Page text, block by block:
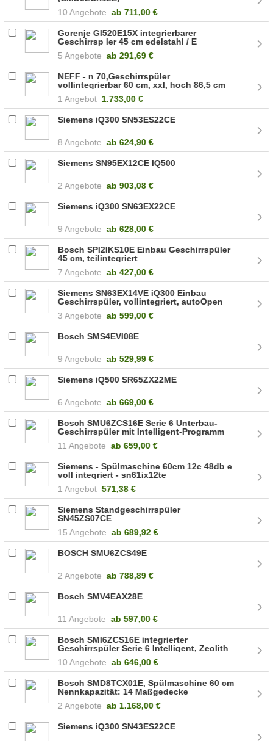
10 Angebote ab 711,00 €
Gorenje GI520E15X integrierbarer
Geschirrsp ler 45 cm edelstahl / E
5 Angebote ab 291,69 €
NEFF - n 70,Geschirrspüler
vollintegrierbar 60 cm, xxl, hoch 86,5 cm
1 Angebot 1.733,00 €
Siemens iQ300 SN53ES22CE
8 Angebote ab 624,90 €
Siemens SN95EX12CE IQ500
2 Angebote ab 903,08 €
Siemens iQ300 SN63EX22CE
9 Angebote ab 628,00 €
Bosch SPI2IKS10E Einbau Geschirrspüler
45 cm, teilintegriert
7 Angebote ab427,00 €
Siemens SN63EX14VE iQ300 Einbau
Geschirrspüler, vollintegriert, autoOpen
3 Angebote ab 599,00 €
Bosch SMS4EVI08E
9 Angebote ab 529,99 €
Siemens iQ500 SR65ZX22ME
6 Angebote ab 669,00 €
Bosch SMU6ZCS16E Serie 6 Unterbau-
Geschirrspüler mit Intelligent-Programm
11 Angebote ab 659,00 €
Siemens - Spülmaschine 60cm 12c 48db e
voll integriert - sn61ix12te
1 Angebot 571,38 €
Siemens Standgeschirrspüler
SN45ZS07CE
15 Angebote ab 689,92 €
BOSCH SMU6ZCS49E
2 Angebote ab 788,89 €
Bosch SMV4EAX28E
11 Angebote ab 597,00 €
Bosch SMI6ZCS16E integrierter
Geschirrspüler Serie 6 Intelligent, Zeolith
10 Angebote ab 646,00 €
Bosch SMD8TCX01E, Spülmaschine 60 cm
Nennkapazität: 14 Maßgedecke
2 Angebote ab 1.168,00 €
Siemens iQ300 SN43ES22CE